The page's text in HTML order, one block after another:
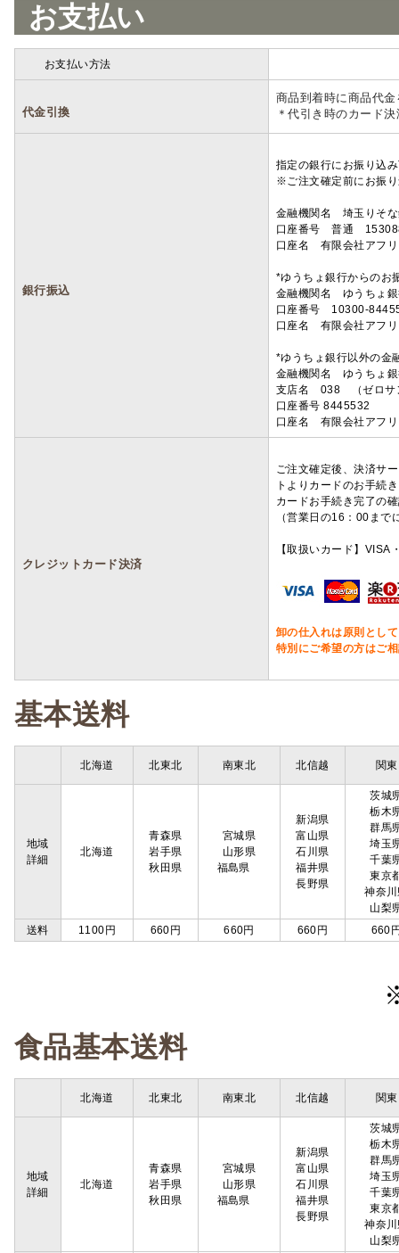
お支払い
お支払い方法
代金引換
商品到着時に商品代
＊代引き時のカード
銀行振込
指定の銀行にお振り込
※ご注文確定前にお振
金融機関名 埼玉りそ
口座番号 普通
口座名 有限会社アフ
*ゆうちょ銀行からのお
金融機関名 ゆうちょ
口座番号 10300-
口座名 有限会社アフ
*ゆうちょ銀行以外の金
金融機関名 ゆうちょ
支店名 038 （ゼロサ
口座番号 8445532
口座名 有限会社アフ
クレジットカード決済
ご注文確定後、決済サ
トよりカードのお手続
カードお手続き完了の
（営業日の16：00ま
【取扱いカード】
卸の仕入れは原則とし
特別にご希望の方はご
基本送料
北海道 北東北 南東北 北信越 関東
地域
詳細
北海道
青森県
岩手県
秋田県
宮城県
山形県
福島県
新潟県
富山県
石川県
福井県
長野県
茨城
栃木
群馬
埼玉
千葉
東京
神奈
山梨
送料
1100円 660円 660円 660円 660
食品基本送料
北海道 北東北 南東北 北信越 関東
地域
詳細
北海道
青森県
岩手県
秋田県
宮城県
山形県
福島県
新潟県
富山県
石川県
福井県
長野県
茨城
栃木
群馬
埼玉
千葉
東京
神奈
山梨